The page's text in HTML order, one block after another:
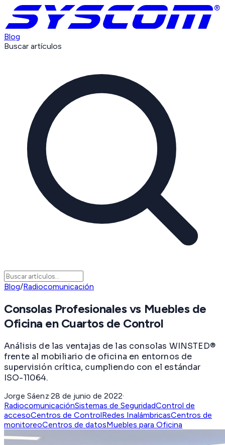
Blog
Buscar artículos
Blog/Radiocomunicación
Consolas Profesionales vs Muebles de
Oficina en Cuartos de Control
Análisis de las ventajas de las consolas WINSTED®
frente al mobiliario de oficina en entornos de
supervisión crítica, cumpliendo con el estándar
ISO-11064.
Jorge Sáenz·28 de junio de 2022·
RadiocomunicaciónSistemas de SeguridadControl de
accesoCentros de ControlRedes InalámbricasCentros de
monitoreoCentros de datosMuebles para Oficina